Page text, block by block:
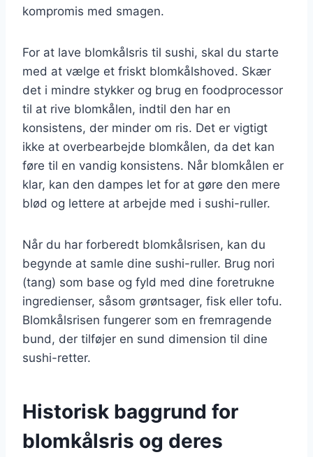
kompromis med smagen.
For at lave blomkålsris til sushi, skal du starte
med at vælge et friskt blomkålshoved. Skær
det i mindre stykker og brug en foodprocessor
til at rive blomkålen, indtil den har en
konsistens, der minder om ris. Det er vigtigt
ikke at overbearbejde blomkålen, da det kan
føre til en vandig konsistens. Når blomkålen er
klar, kan den dampes let for at gøre den mere
blød og lettere at arbejde med i sushi-ruller.
Når du har forberedt blomkålsrisen, kan du
begynde at samle dine sushi-ruller. Brug nori
(tang) som base og fyld med dine foretrukne
ingredienser, såsom grøntsager, fisk eller tofu.
Blomkålsrisen fungerer som en fremragende
bund, der tilføjer en sund dimension til dine
sushi-retter.
Historisk baggrund for
blomkålsris og deres